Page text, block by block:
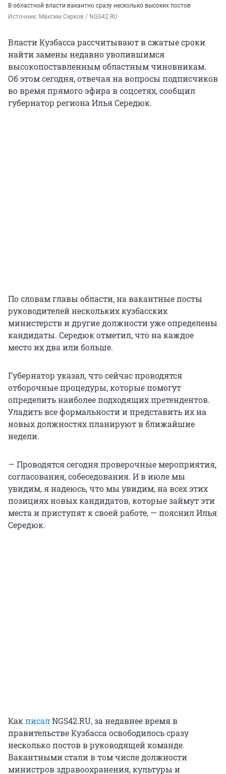
В областной власти вакантно сразу несколько высоких постов
Источник: Максим Серков / NGS42.RU
Власти Кузбасса рассчитывают в сжатые сроки
найти замены недавно уволившимся
высокопоставленным областным чиновникам.
Об этом сегодня, отвечая на вопросы подписчиков
во время прямого эфира в соцсетях, сообщил
губернатор региона Илья Середюк.
По словам главы области, на вакантные посты
руководителей нескольких кузбасских
министерств и другие должности уже определены
кандидаты. Середюк отметил, что на каждое
место их два или больше.
Губернатор указал, что сейчас проводятся
отборочные процедуры, которые помогут
определить наиболее подходящих претендентов.
Уладить все формальности и представить их на
новых должностях планируют в ближайшие
недели.
— Проводятся сегодня проверочные мероприятия,
согласования, собеседования. И в июле мы
увидим, я надеюсь, что мы увидим, на всех этих
позициях новых кандидатов, которые займут эти
места и приступят к своей работе, — пояснил Илья
Середюк.
КакписалNGS42.RU, за недавнее время в
правительстве Кузбасса освободилось сразу
несколько постов в руководящей команде.
Вакантными стали в том числе должности
министров здравоохранения, культуры и